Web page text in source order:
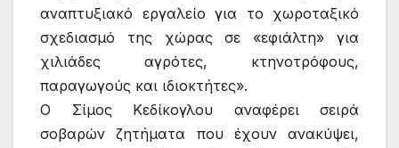
αναπτυξιακό εργαλείο για το χωροταξικό
σχεδιασμό της χώρας σε «εφιάλτη» για
χιλιάδες αγρότες, κτηνοτρόφους,
παραγωγούς και ιδιοκτήτες».
Ο Σίμος Κεδίκογλου αναφέρει σειρά
σοβαρών ζητήματα που έχουν ανακύψει,